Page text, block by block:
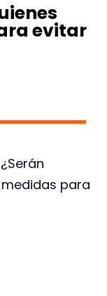
evitar
para